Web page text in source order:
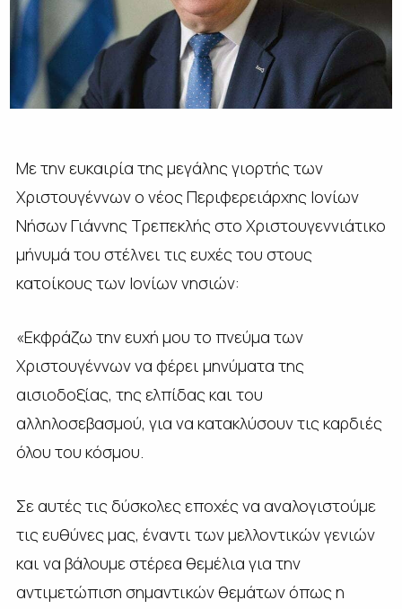
Με την ευκαιρία της μεγάλης γιορτής των
Χριστουγέννων ο νέος Περιφερειάρχης Ιονίων
Νήσων Γιάννης Τρεπεκλής στο Χριστουγεννιάτικο
μήνυμά του στέλνει τις ευχές του στους
κατοίκους των Ιονίων νησιών:
«Εκφράζω την ευχή μου το πνεύμα των
Χριστουγέννων να φέρει μηνύματα της
αισιοδοξίας, της ελπίδας και του
αλληλοσεβασμού, για να κατακλύσουν τις καρδιές
όλου του κόσμου.
Σε αυτές τις δύσκολες εποχές να αναλογιστούμε
τις ευθύνες μας, έναντι των μελλοντικών γενιών
και να βάλουμε στέρεα θεμέλια για την
αντιμετώπιση σημαντικών θεμάτων όπως η